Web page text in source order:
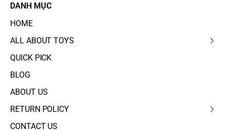
DANH MỤC
HOME
ALL ABOUT TOYS
QUICK PICK
BLOG
ABOUT US
RETURN POLICY
CONTACT US